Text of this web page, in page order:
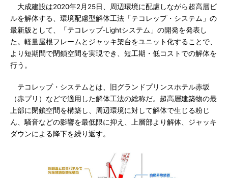
大成建設は2020年2月25日、周辺環境に配慮しながら超高層ビ
ルを解体する、環境配慮型解体工法「テコレップ・システム」の
最新版として、「テコレップ‐Lightシステム」の開発を発表し
た。軽量屋根フレームとジャッキ架台をユニット化することで、
より短期間で閉鎖空間を実現でき、短工期・低コストでの解体を
行う。
テコレップ・システムとは、旧グランドプリンスホテル赤坂
（赤プリ）などで適用した解体工法の総称だ。超高層建築物の最
上部に閉鎖空間を構築し、周辺環境に対して解体で生じる粉じ
ん、騒音などの影響を最低限に抑え、上層部より解体、ジャッキ
ダウンによる降下を繰り返す。